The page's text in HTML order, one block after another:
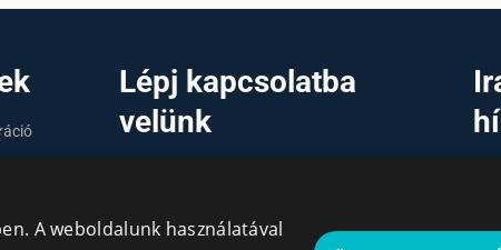
Lépj kapcsolatba
velünk
A weboldalunk használatával